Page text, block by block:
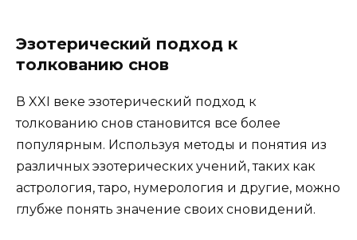
Эзотерический подход к
толкованию снов
В XXI веке эзотерический подход к
толкованию снов становится все более
популярным. Используя методы и понятия из
различных эзотерических учений, таких как
астрология, таро, нумерология и другие, можно
глубже понять значение своих сновидений.